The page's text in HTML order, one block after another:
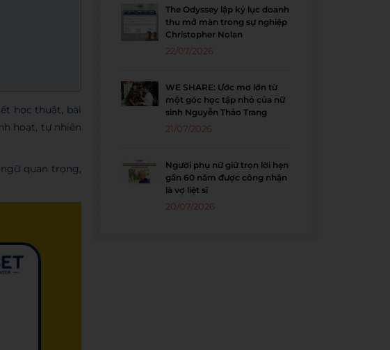
học thuật, bài
hoạt, tự nhiên
quan trọng,
The Odyssey lập kỷ lục doanh
thu mở màn trong sự nghiệp
Christopher Nolan
22/07/2026
WE SHARE: Ước mơ lớn từ
một góc học tập nhỏ của nữ
sinh Nguyễn Thảo Trang
21/07/2026
Người phụ nữ giữ trọn lời hẹn
gần 60 năm được công nhận
là vợ liệt sĩ
20/07/2026